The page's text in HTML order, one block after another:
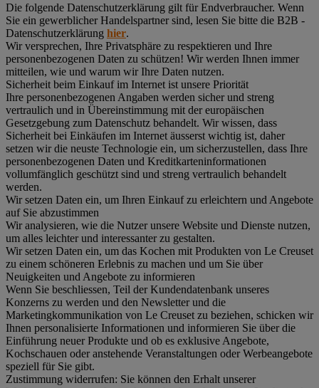
Die folgende Datenschutzerklärung gilt für Endverbraucher. Wenn
Sie ein gewerblicher Handelspartner sind, lesen Sie bitte die B2B -
Datenschutzerklärung hier.
Wir versprechen, Ihre Privatsphäre zu respektieren und Ihre
personenbezogenen Daten zu schützen! Wir werden Ihnen immer
mitteilen, wie und warum wir Ihre Daten nutzen.
Sicherheit beim Einkauf im Internet ist unsere Priorität
Ihre personenbezogenen Angaben werden sicher und streng
vertraulich und in Übereinstimmung mit der europäischen
Gesetzgebung zum Datenschutz behandelt. Wir wissen, dass
Sicherheit bei Einkäufen im Internet äusserst wichtig ist, daher
setzen wir die neuste Technologie ein, um sicherzustellen, dass Ihre
personenbezogenen Daten und Kreditkarteninformationen
vollumfänglich geschützt sind und streng vertraulich behandelt
werden.
Wir setzen Daten ein, um Ihren Einkauf zu erleichtern und Angebote
auf Sie abzustimmen
Wir analysieren, wie die Nutzer unsere Website und Dienste nutzen,
um alles leichter und interessanter zu gestalten.
Wir setzen Daten ein, um das Kochen mit Produkten von Le Creuset
zu einem schöneren Erlebnis zu machen und um Sie über
Neuigkeiten und Angebote zu informieren
Wenn Sie beschliessen, Teil der Kundendatenbank unseres
Konzerns zu werden und den Newsletter und die
Marketingkommunikation von Le Creuset zu beziehen, schicken wir
Ihnen personalisierte Informationen und informieren Sie über die
Einführung neuer Produkte und ob es exklusive Angebote,
Kochschauen oder anstehende Veranstaltungen oder Werbeangebote
speziell für Sie gibt.
Zustimmung widerrufen: Sie können den Erhalt unserer